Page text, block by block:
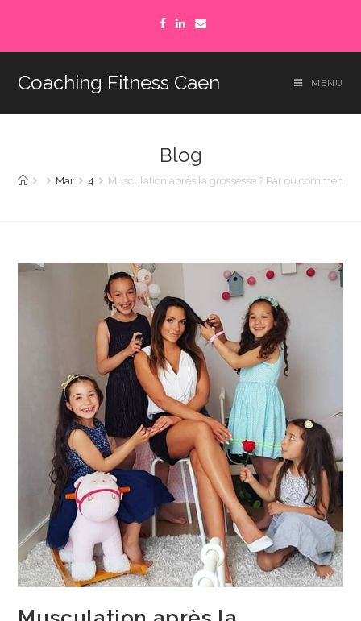
Coaching Fitness Caen MENU
Blog
Mar 4 Musculation après la grossesse ? Par où commencer